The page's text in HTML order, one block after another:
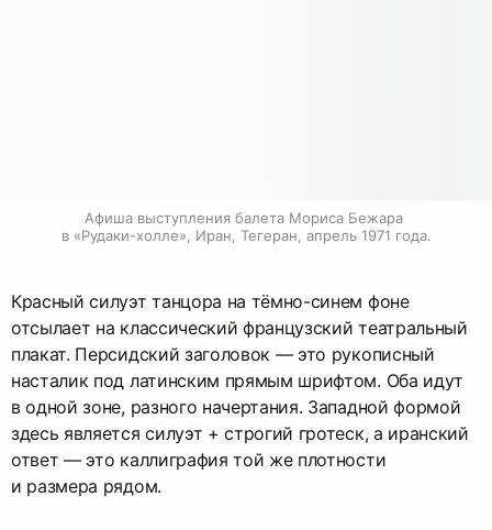
Афиша выступления балета Мориса Бежара
в «Рудаки-холле», Иран, Тегеран, апрель 1971 года.
Красный силуэт танцора на тёмно-синем фоне
отсылает на классический французский театральный
плакат. Персидский заголовок — это рукописный
насталик под латинским прямым шрифтом. Оба идут
в одной зоне, разного начертания. Западной формой
здесь является силуэт + строгий гротеск, а иранский
ответ — это каллиграфия той же плотности
и размера рядом.